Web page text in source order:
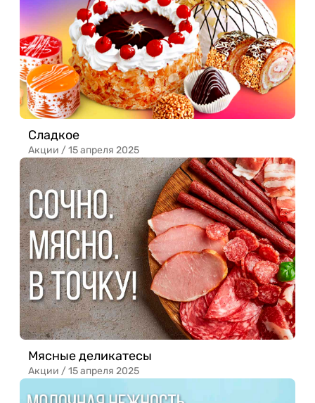
Сладкое
Акции /15 апреля 2025
Мясные деликатесы
Акции /15 апреля 2025